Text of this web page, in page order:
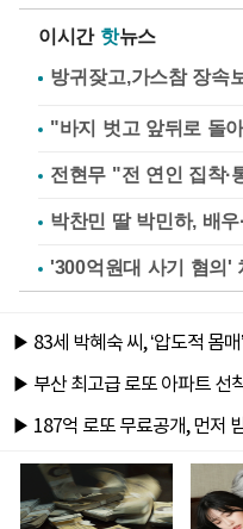
이시간 핫뉴스
"바지 벗고 앞뒤로 돌
전현무 "전 연인 집착·
박찬민 딸 박민하, 배
'300억원대 사기 혐의'